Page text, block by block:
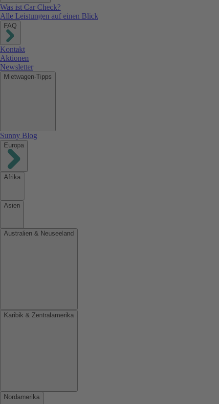
Was ist Car Check?
Alle Leistungen auf einen Blick
FAQ
Kontakt
Aktionen
Newsletter
Mietwagen-Tipps
Sunny Blog
Europa
Afrika
Asien
Australien & Neuseeland
Karibik & Zentralamerika
Nordamerika